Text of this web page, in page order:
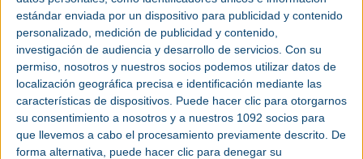
estándar enviada por un dispositivo para publicidad y contenido
personalizado, medición de publicidad y contenido,
investigación de audiencia y desarrollo de servicios. Con su
permiso, nosotros y nuestros socios podemos utilizar datos de
localización geográfica precisa e identificación mediante las
características de dispositivos. Puede hacer clic para otorgarnos
su consentimiento a nosotros y a nuestros 1092 socios para
que llevemos a cabo el procesamiento previamente descrito. De
forma alternativa, puede hacer clic para denegar su
fuentes de energía alternativa más sostenibles y
con origen comunitario. Con este fin, se pone en
marcha el proyectoLIFE MERLIN, que desarrollará
una solución innovadora y eficiente para impulsar
la producción debiogás a partir deresiduosde
depuradoras.
El proyecto, parte del programa LIFE y cofinanciado
por la Comisión Europea, combinará el